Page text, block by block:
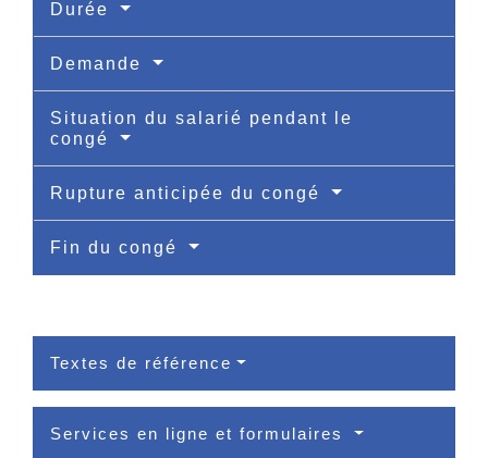
Durée
Demande
Situation du salarié pendant le
congé
Rupture anticipée du congé
Fin du congé
Textes de référence
Services en ligne et formulaires